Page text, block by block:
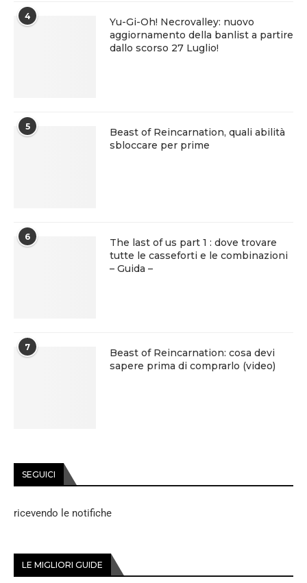
4
Yu-Gi-Oh! Necrovalley: nuovo
aggiornamento della banlist a partire
dallo scorso 27 Luglio!
5
Beast of Reincarnation, quali abilità
sbloccare per prime
6
The last of us part 1 : dove trovare
tutte le casseforti e le combinazioni
– Guida –
7
Beast of Reincarnation: cosa devi
sapere prima di comprarlo (video)
SEGUICI
ricevendo le notifiche
LE MIGLIORI GUIDE